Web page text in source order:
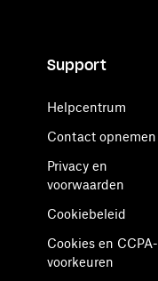
Support
Helpcentrum
Contact opnemen
Privacy en
voorwaarden
Cookiebeleid
Cookies en CCPA-
voorkeuren